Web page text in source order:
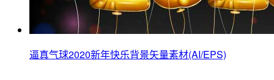
逼真气球2020新年快乐背景矢量素材(AI/EPS)